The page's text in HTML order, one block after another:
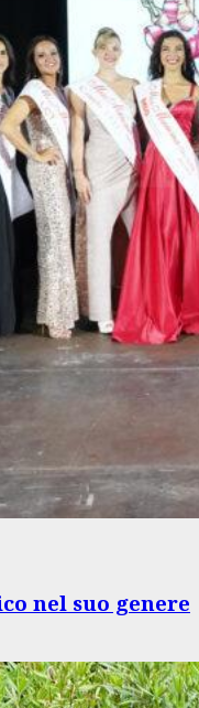
nel suo genere